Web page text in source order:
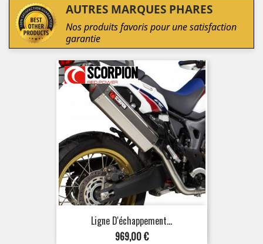
AUTRES MARQUES PHARES
Nos produits favoris pour une satisfaction
garantie
Ligne D'échappement...
Prix
969,00 €